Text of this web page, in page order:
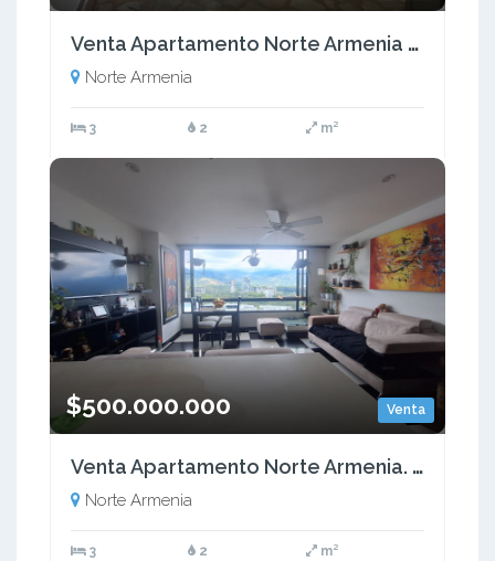
Venta Apartamento Norte Armenia - Quindio (COL). COD: 9522088
Norte Armenia
3 2 m²
Venta
$500.000.000
Venta Apartamento Norte Armenia. Quindío (COL) COD: 9538985
Norte Armenia
3 2 m²